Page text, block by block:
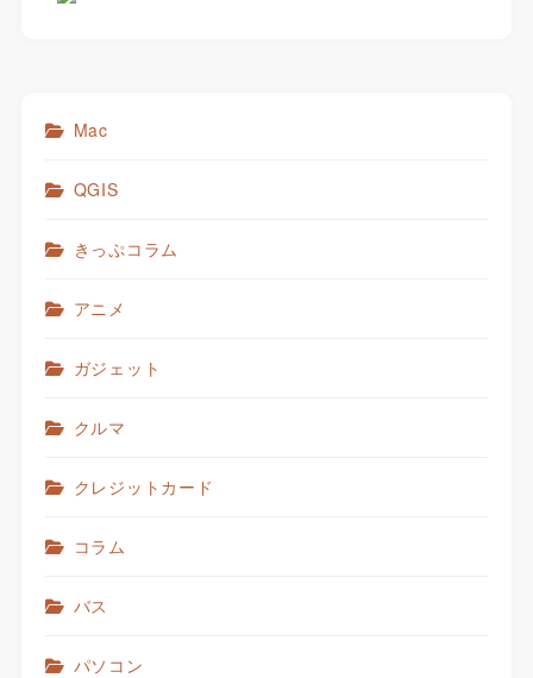
Mac
QGIS
きっぷコラム
アニメ
ガジェット
クルマ
クレジットカード
コラム
バス
パソコン